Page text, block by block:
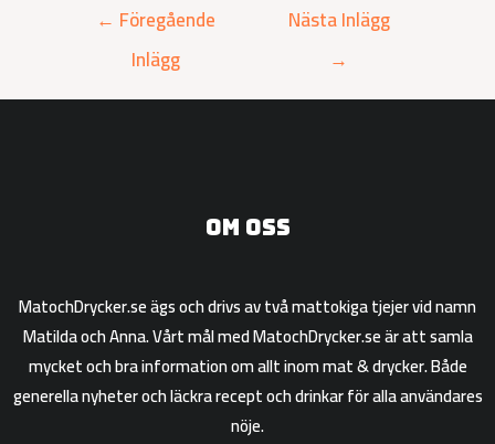
← Föregående
Inlägg
Nästa Inlägg
→
Om oss
MatochDrycker.se ägs och drivs av två mattokiga tjejer vid namn
Matilda och Anna. Vårt mål med MatochDrycker.se är att samla
mycket och bra information om allt inom mat & drycker. Både
generella nyheter och läckra recept och drinkar för alla användares
nöje.